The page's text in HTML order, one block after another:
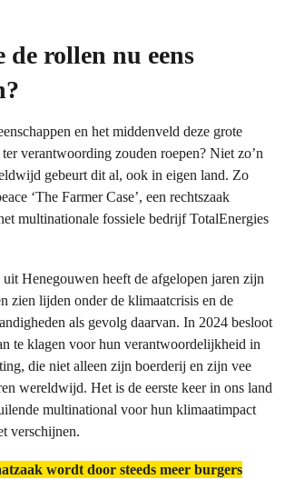
de rollen nu eens
en het middenveld deze grote
verantwoording zouden roepen? Niet zo’n
gebeurt dit al, ook in eigen land. Zo
‘The Farmer Case’, een rechtszaak
multinationale fossiele bedrijf TotalEnergies
Henegouwen heeft de afgelopen jaren zijn
zien lijden onder de klimaatcrisis en de
als gevolg daarvan. In 2024 besloot
te klagen voor hun verantwoordelijkheid in
die niet alleen zijn boerderij en zijn vee
wereldwijd. Het is de eerste keer in ons land
multinational voor hun klimaatimpact
verschijnen.
wordt door steeds meer burgers